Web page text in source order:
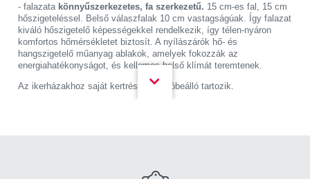
- falazata könnyűszerkezetes, fa szerkezetű. 15 cm-es fal, 15 cm
hőszigeteléssel. Belső válaszfalak 10 cm vastagságúak. Így falazat
kiváló hőszigetelő képességekkel rendelkezik, így télen-nyáron
komfortos hőmérsékletet biztosít. A nyílászárók hő- és
hangszigetelő műanyag ablakok, amelyek fokozzák az
energiahatékonyságot, és kellemes belső klímát teremtenek.
Az ikerházakhoz saját kertrész és autóbeálló tartozik.